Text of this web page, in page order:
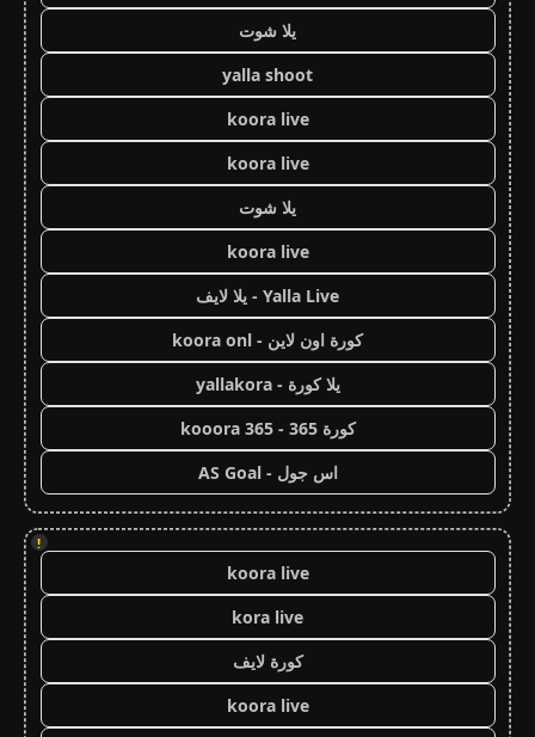
يلا شوت
yalla shoot
koora live
koora live
يلا شوت
koora live
Yalla Live - يلا لايف
كورة اون لاين - koora onl
يلا كورة - yallakora
كورة 365 - kooora 365
اس جول - AS Goal
!
koora live
kora live
كورة لايف
koora live